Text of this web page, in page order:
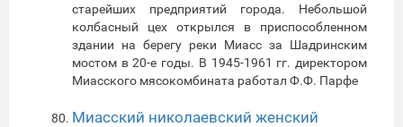
старейших предприятий города. Небольшой
колбасный цех открылся в приспособленном
здании на берегу реки Миасс за Шадринским
мостом в 20-е годы. В 1945-1961 гг. директором
Миасского мясокомбината работал Ф.Ф. Парфе
Миасский николаевский женский